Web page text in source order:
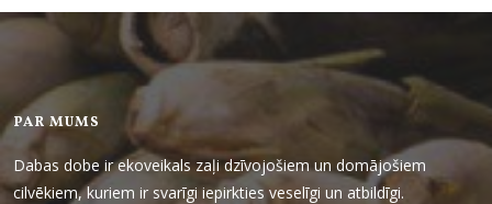
PAR MUMS
Dabas dobe ir ekoveikals zaļi dzīvojošiem un domājošiem
cilvēkiem, kuriem ir svarīgi iepirkties veselīgi un atbildīgi.